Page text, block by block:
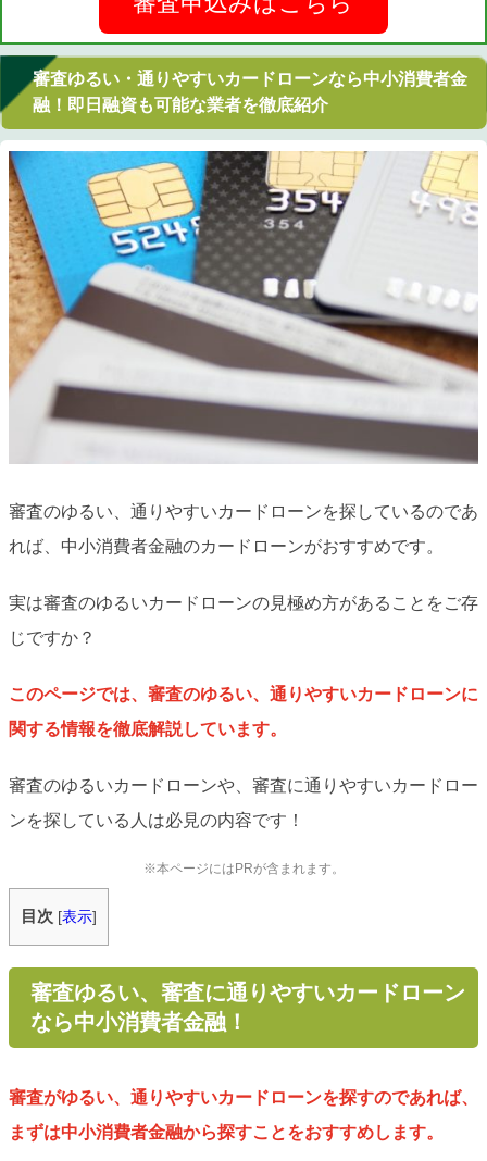
審査ゆるい・通りやすいカードローンなら中小消費者金
融！即日融資も可能な業者を徹底紹介
審査のゆるい、通りやすいカードローンを探しているのであ
れば、中小消費者金融のカードローンがおすすめです。
実は審査のゆるいカードローンの見極め方があることをご存
じですか？
このページでは、審査のゆるい、通りやすいカードローンに
関する情報を徹底解説しています。
審査のゆるいカードローンや、審査に通りやすいカードロー
ンを探している人は必見の内容です！
※本ページにはPRが含まれます。
目次 [表示]
審査ゆるい、審査に通りやすいカードローン
なら中小消費者金融！
審査がゆるい、通りやすいカードローンを探すのであれば、
まずは中小消費者金融から探すことをおすすめします。